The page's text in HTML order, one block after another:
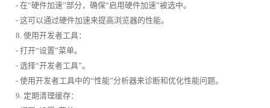
- 在“硬件加速”部分，确保“启用硬件加速”被选中。
- 这可以通过硬件加速来提高浏览器的性能。
8. 使用开发者工具：
- 打开“设置”菜单。
- 选择“开发者工具”。
- 使用开发者工具中的“性能”分析器来诊断和优化性能问题。
9. 定期清理缓存：